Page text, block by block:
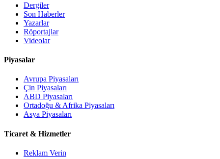
Dergiler
Son Haberler
Yazarlar
Röportajlar
Videolar
Piyasalar
Avrupa Piyasaları
Çin Piyasaları
ABD Piyasaları
Ortadoğu & Afrika Piyasaları
Asya Piyasaları
Ticaret & Hizmetler
Reklam Verin